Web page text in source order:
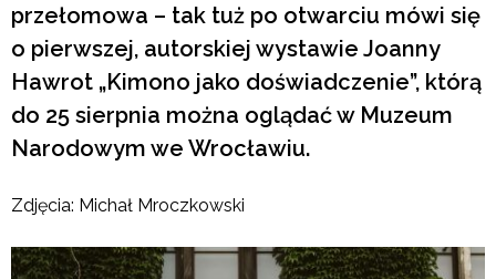
przełomowa – tak tuż po otwarciu mówi się
o pierwszej, autorskiej wystawie Joanny
Hawrot „Kimono jako doświadczenie”, którą
do 25 sierpnia można oglądać w Muzeum
Narodowym we Wrocławiu.
Zdjęcia: Michał Mroczkowski